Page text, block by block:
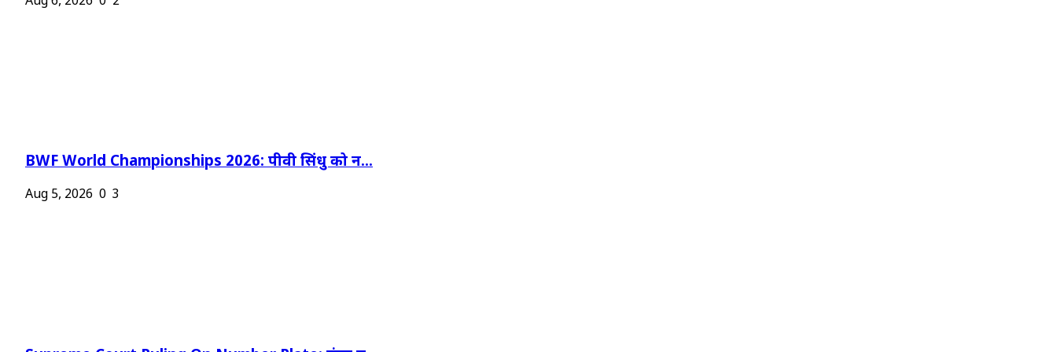
BWF World Championships 2026: पीवी सिंधु को न...
Aug 5, 2026 0 3